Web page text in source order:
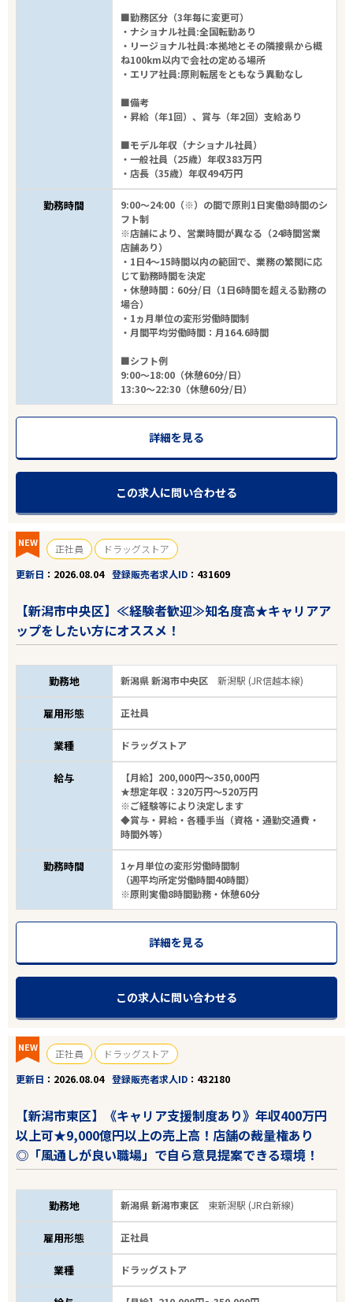
■勤務区分（3年毎に変更可）
・ナショナル社員:全国転勤あり
・リージョナル社員:本拠地とその隣接県から概
ね100km以内で会社の定める場所
・エリア社員:原則転居をともなう異動なし
■備考
・昇給（年1回）、賞与（年2回）支給あり
■モデル年収（ナショナル社員）
・一般社員（25歳）年収383万円
・店長（35歳）年収494万円
勤務時間
9:00～24:00（※）の間で原則1日実働8時間のシ
フト制
※店舗により、営業時間が異なる（24時間営業
店舗あり）
・1日4～15時間以内の範囲で、業務の繁閑に応
じて勤務時間を決定
・休憩時間：60分/日（1日6時間を超える勤務の
場合）
・1ヵ月単位の変形労働時間制
・月間平均労働時間：月164.6時間
■シフト例
9:00～18:00（休憩60分/日）
13:30～22:30（休憩60分/日）
詳細を見る
この求人に問い合わせる
NEW 正社員
ドラッグストア
更新日
2026.08.04 登録販売者求人ID 431609
【新潟市中央区】≪経験者歓迎≫知名度高★キャリアア
ップをしたい方にオススメ！
勤務地 新潟県 新潟市中央区新潟駅 (JR信越本線)
雇用形態 正社員
業種 ドラッグストア
給与
【月給】200,000円～350,000円
★想定年収：320万円～520万円
※ご経験等により決定します
◆賞与・昇給・各種手当（資格・通勤交通費・
時間外等）
勤務時間
1ヶ月単位の変形労働時間制
（週平均所定労働時間40時間）
※原則実働8時間勤務・休憩60分
詳細を見る
この求人に問い合わせる
NEW 正社員
ドラッグストア
更新日
2026.08.04 登録販売者求人ID 432180
【新潟市東区】《キャリア支援制度あり》年収400万円
以上可★9,000億円以上の売上高！店舗の裁量権あり
◎「風通しが良い職場」で自ら意見提案できる環境！
勤務地 新潟県 新潟市東区 東新潟駅 (JR白新線)
雇用形態 正社員
業種 ドラッグストア